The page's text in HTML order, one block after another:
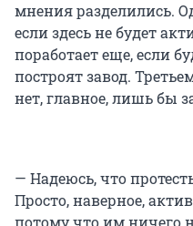
мнения разделились.
если здесь не будет
поработает еще, если
построят завод.
нет, главное, лишь бы
— Надеюсь, что
Просто, наверное,
потому что им ничего